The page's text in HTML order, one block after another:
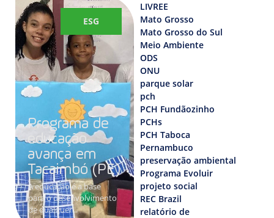
ESG
Programa de
educação
avança em
Tacaimbó (PE)
A educação é a base
para o desenvolvimento
de qualquer...
LIVREE
Mato Grosso
Mato Grosso do Sul
Meio Ambiente
ODS
ONU
parque solar
pch
PCH Fundãozinho
PCHs
PCH Taboca
Pernambuco
preservação ambiental
Programa Evoluir
projeto social
REC Brazil
relatório de